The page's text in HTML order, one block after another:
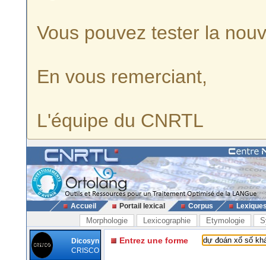
Vous pouvez tester la
En vous remerciant,
L'équipe du CNRTL
Accueil Portail lexical Corpus
Morphologie Lexicographie Etymologie
Dicosyn
CRISCO
Entrez une forme